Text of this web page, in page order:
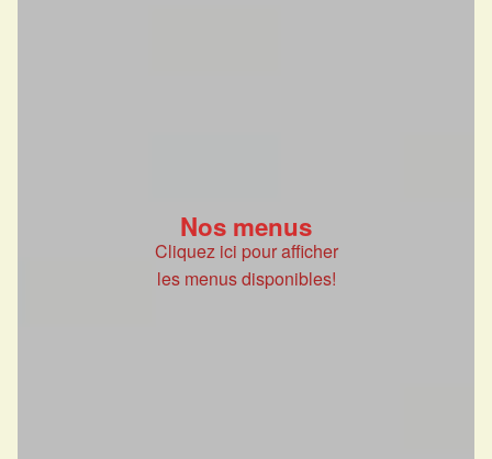
Nos menus
Cliquez ici pour afficher
les menus disponibles!